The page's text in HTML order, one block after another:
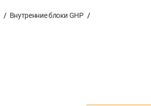
Внутренние блоки GHP